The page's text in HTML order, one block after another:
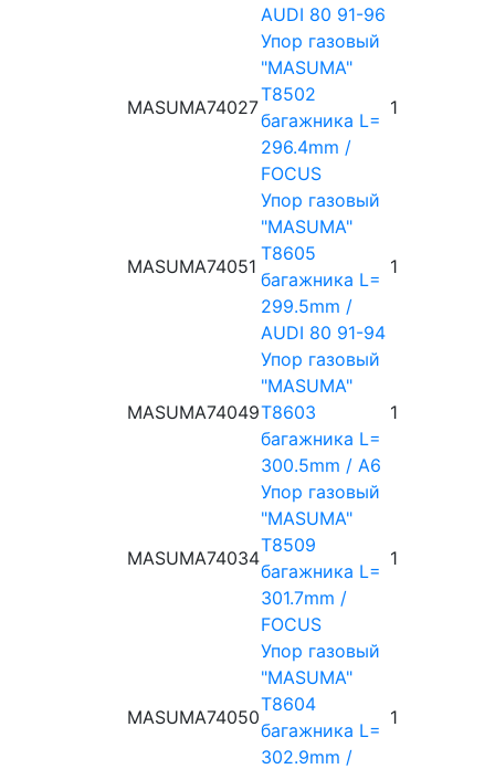
AUDI 80 91-96
MASUMA74027
Упор газовый
"MASUMA"
T8502
багажника L=
296.4mm /
FOCUS
1
MASUMA74051
Упор газовый
"MASUMA"
T8605
багажника L=
299.5mm /
AUDI 80 91-94
1
MASUMA74049
Упор газовый
"MASUMA"
T8603
багажника L=
300.5mm / A6
1
MASUMA74034
Упор газовый
"MASUMA"
T8509
багажника L=
301.7mm /
FOCUS
1
MASUMA74050
Упор газовый
"MASUMA"
T8604
багажника L=
302.9mm /
1